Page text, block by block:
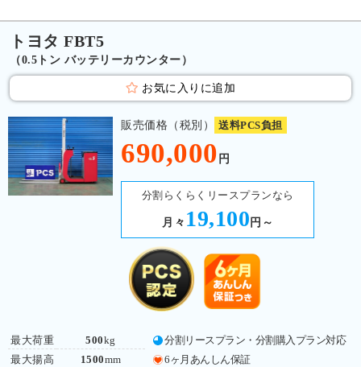
トヨタ FBT5
（0.5トン バッテリーカウンター）
お気に入りに追加
販売価格（税別） 送料PCS負担
690,000 円
分割らくらくリースプランなら
月々 19,100 円～
最大荷重
最大揚高
500kg
1500mm
分割リースプラン・分割購入プラン対応
6ヶ月あんしん保証